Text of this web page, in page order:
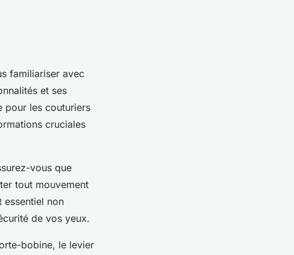
familiariser avec
et ses
pour les couturiers
cruciales
vous que
tout mouvement
essentiel non
de vos yeux.
bobine, le levier